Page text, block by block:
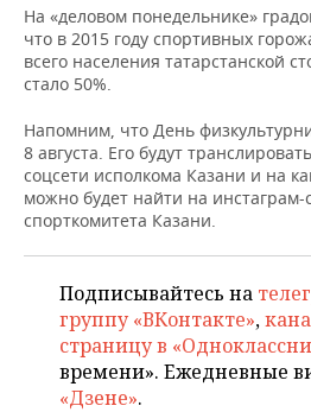
ONLINE-КОНФЕРЕНЦИИ
ОТКРЫТАЯ ЛЕКЦИЯ
ХОККЕЙ
БАСКЕТБОЛ
ВОЛЕЙБОЛ
КИБЕРСПОРТ
ФИГУРНОЕ КАТАНИЕ
ВОДНЫЕ ВИДЫ СПОРТА
ХОККЕЙ С МЯЧОМ
ВЛАСТЬ
ИНФРАСТРУКТУРА
ИСТОРИЯ
КУЛЬТУРА
МЕДИЦИНА
ОБРАЗОВАНИЕ
ПРОИСШЕСТВИЯ
СЮЖЕТЫ
СПРАВОЧНИК
СПИСОК ПЕРСОН
СПИСОК КОМПАНИЙ
ПОЛНАЯ ВЕРСИЯ
На «деловом понедельнике»
что в 2015 году спортивных
всего населения татарстанской
стало 50%.
Напомним, что День
8 августа. Его будут
соцсети исполкома Казани и на
можно будет найти на инстаграм-
спорткомитета Казани.
Подписывайтесь на
группу «ВКонтакте»,
страницу в
времени». Ежедневные
«Дзене».